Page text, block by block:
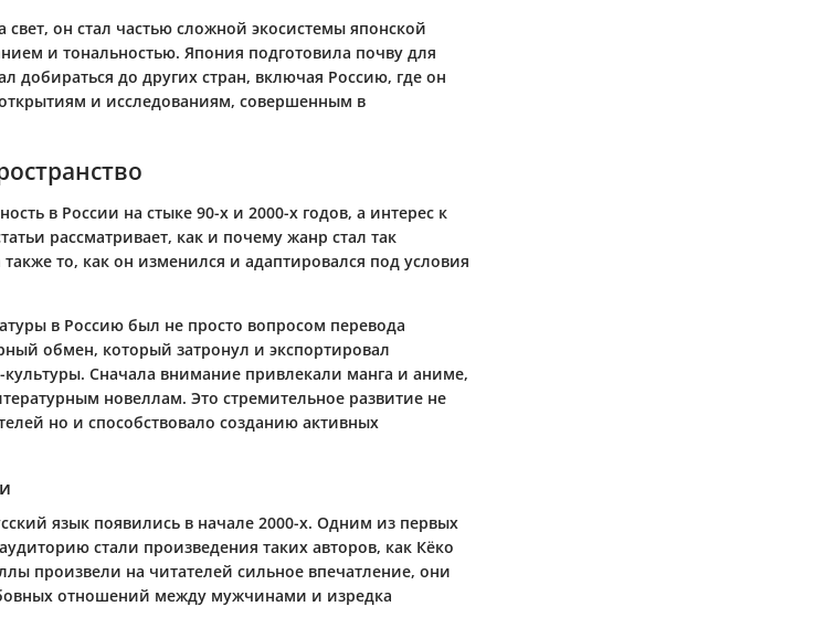
свет, он стал частью сложной экосистемы японской
и тональностью. Япония подготовила почву для
добираться до других стран, включая Россию, где он
и исследованиям, совершенным в
в России на стыке 90-х и 2000-х годов, а интерес к
рассматривает, как и почему жанр стал так
также то, как он изменился и адаптировался под условия
в Россию был не просто вопросом перевода
обмен, который затронул и экспортировал
Сначала внимание привлекали манга и аниме,
новеллам. Это стремительное развитие не
но и способствовало созданию активных
язык появились в начале 2000-х. Одним из первых
стали произведения таких авторов, как Кёко
произвели на читателей сильное впечатление, они
отношений между мужчинами и изредка